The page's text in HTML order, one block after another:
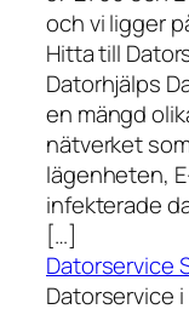
och vi ligger
Hitta till
Datorhjälps
en mängd
nätverket
lägenheten,
infekterade
[…]
Datorservice
Datorservice